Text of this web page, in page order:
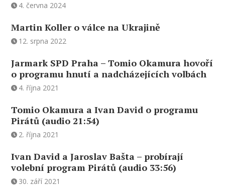
4. června 2024
Martin Koller o válce na Ukrajině
12. srpna 2022
Jarmark SPD Praha – Tomio Okamura hovoří
o programu hnutí a nadcházejících volbách
4. října 2021
Tomio Okamura a Ivan David o programu
Pirátů (audio 21:54)
2. října 2021
Ivan David a Jaroslav Bašta – probírají
volební program Pirátů (audio 33:56)
30. září 2021